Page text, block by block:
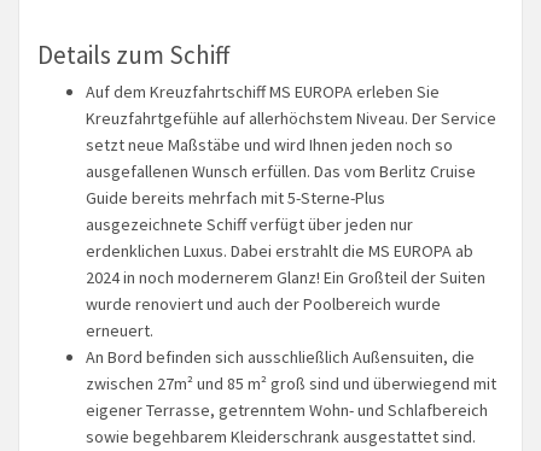
Details zum Schiff
Auf dem Kreuzfahrtschiff MS EUROPA erleben Sie
Kreuzfahrtgefühle auf allerhöchstem Niveau. Der Service
setzt neue Maßstäbe und wird Ihnen jeden noch so
ausgefallenen Wunsch erfüllen. Das vom Berlitz Cruise
Guide bereits mehrfach mit 5-Sterne-Plus
ausgezeichnete Schiff verfügt über jeden nur
erdenklichen Luxus. Dabei erstrahlt die MS EUROPA ab
2024 in noch modernerem Glanz! Ein Großteil der Suiten
wurde renoviert und auch der Poolbereich wurde
erneuert.
An Bord befinden sich ausschließlich Außensuiten, die
zwischen 27m² und 85 m² groß sind und überwiegend mit
eigener Terrasse, getrenntem Wohn- und Schlafbereich
sowie begehbarem Kleiderschrank ausgestattet sind.